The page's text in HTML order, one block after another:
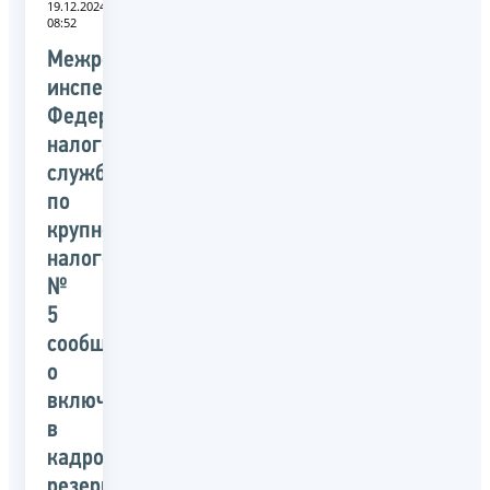
19.12.2024
08:52
Межрегиональной
инспекции
Федеральной
налоговой
службы
по
крупнейшим
налогоплательщикам
№
5
сообщает
о
включении
в
кадровый